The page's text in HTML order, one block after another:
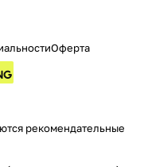
Оферта
рекомендательные